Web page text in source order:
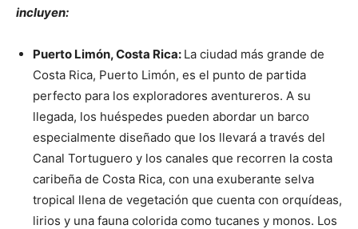
incluyen:
Puerto Limón, Costa Rica: La ciudad más grande de
Costa Rica, Puerto Limón, es el punto de partida
perfecto para los exploradores aventureros. A su
llegada, los huéspedes pueden abordar un barco
especialmente diseñado que los llevará a través del
Canal Tortuguero y los canales que recorren la costa
caribeña de Costa Rica, con una exuberante selva
tropical llena de vegetación que cuenta con orquídeas,
lirios y una fauna colorida como tucanes y monos. Los